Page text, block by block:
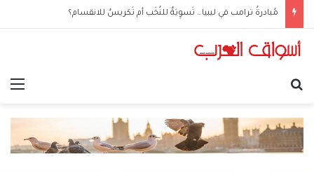
مُبادرةُ ترامب في ليبيا… تَسوِيَةٌ للنُخَب أم تَكريسٌ للانقسام؟